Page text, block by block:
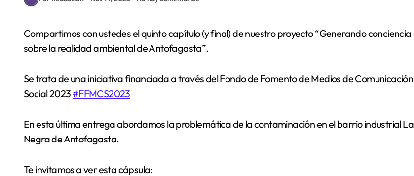
Compartimos con ustedes el quinto capítulo (y final) de nuestro proyecto “Generando conciencia
sobre la realidad ambiental de Antofagasta”.
Se trata de una iniciativa financiada a través del Fondo de Fomento de Medios de Comunicación
Social 2023 #FFMCS2023
En esta última entrega abordamos la problemática de la contaminación en el barrio industrial La
Negra de Antofagasta.
Te invitamos a ver esta cápsula: